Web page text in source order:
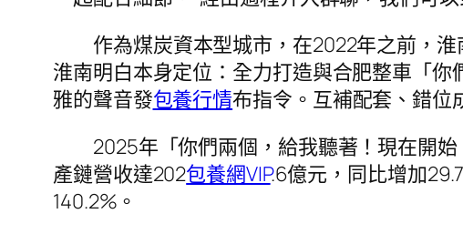
作為煤炭資本型城市，在2022年之前，
淮南明白本身定位：全力打造與合肥整車「
雅的聲音發包養行情布指令。互補配套、錯位
2025年「你們兩個，給我聽著！現在開
產鏈營收達202包養網VIP.6億元，同比增加
140.2%。